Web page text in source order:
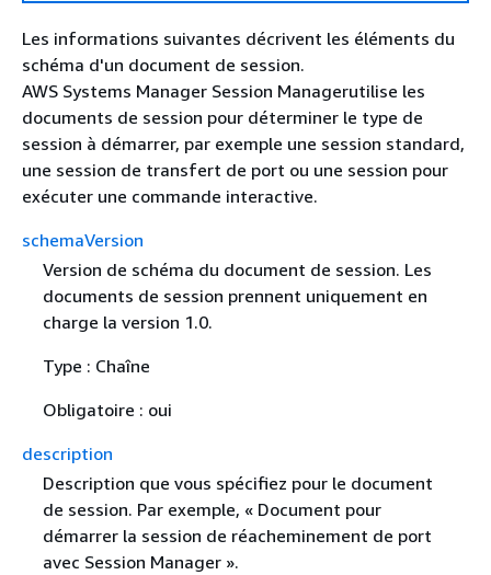
Les informations suivantes décrivent les éléments du
schéma d'un document de session.
AWS Systems Manager Session Managerutilise les
documents de session pour déterminer le type de
session à démarrer, par exemple une session standard,
une session de transfert de port ou une session pour
exécuter une commande interactive.
schemaVersion
Version de schéma du document de session. Les
documents de session prennent uniquement en
charge la version 1.0.
Type : Chaîne
Obligatoire : oui
description
Description que vous spécifiez pour le document
de session. Par exemple, « Document pour
démarrer la session de réacheminement de port
avec Session Manager ».